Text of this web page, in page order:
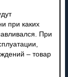
при каких
При
– товар